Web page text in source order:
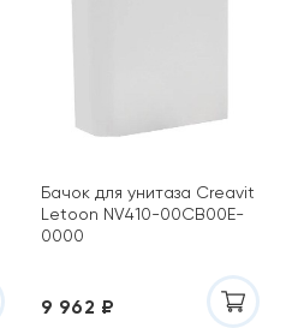
Бачок для унитаза Creavit
Letoon NV410-00CB00E-
0000
9 962 ₽